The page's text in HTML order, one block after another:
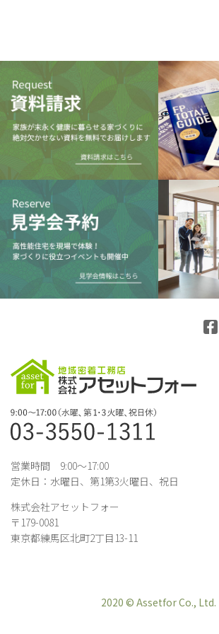
営業時間 9:00～17:00
定休日：水曜日、第1第3火曜日、祝日
株式会社アセットフォー
〒179-0081
東京都練馬区北町2丁目13-11
2020 © Assetfor Co., Ltd.